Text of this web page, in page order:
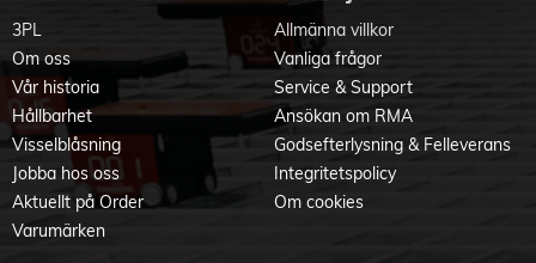
3PL
Om oss
Vår historia
Hållbarhet
Visselblåsning
Jobba hos oss
Aktuellt på Order
Varumärken
Allmänna villkor
Vanliga frågor
Service & Support
Ansökan om RMA
Godsefterlysning & Felleverans
Integritetspolicy
Om cookies